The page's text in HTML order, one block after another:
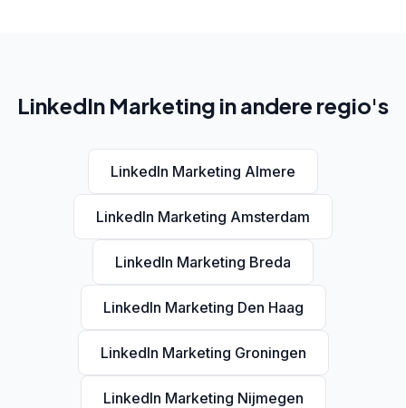
LinkedIn Marketing in andere regio's
LinkedIn Marketing Almere
LinkedIn Marketing Amsterdam
LinkedIn Marketing Breda
LinkedIn Marketing Den Haag
LinkedIn Marketing Groningen
LinkedIn Marketing Nijmegen